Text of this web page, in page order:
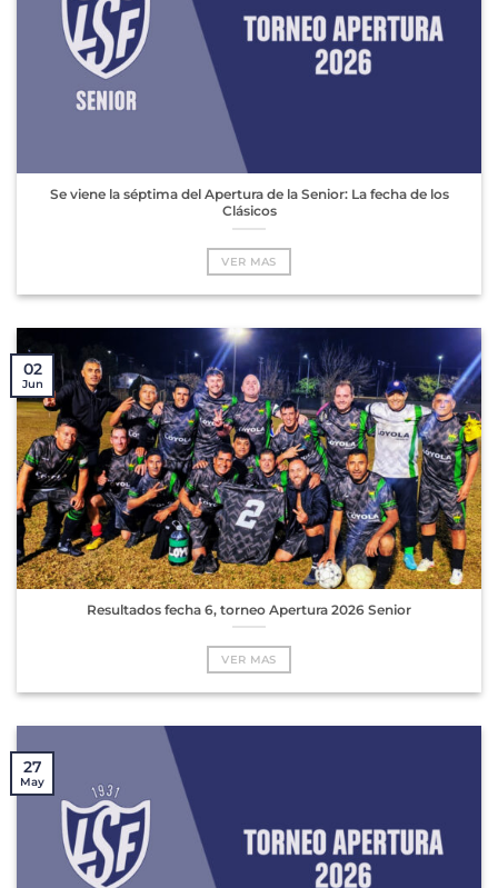
Se viene la séptima del Apertura de la Senior: La fecha de los
Clásicos
VER MAS
Resultados fecha 6, torneo Apertura 2026 Senior
VER MAS
02
Jun
27
May